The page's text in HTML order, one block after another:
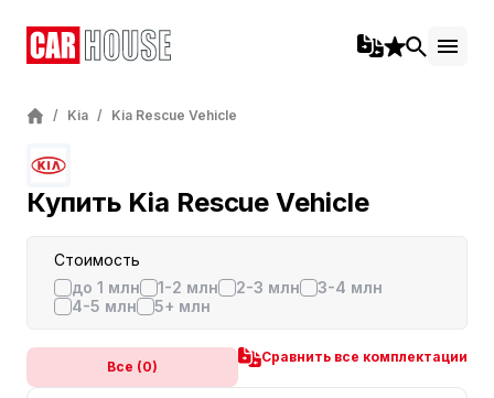
/ Kia / Kia Rescue Vehicle
Купить Kia Rescue Vehicle
Стоимость
до 1 млн
1-2 млн 2-3 млн
3-4 млн
4-5 млн
5+ млн
Все (0)
Сравнить все комплектации